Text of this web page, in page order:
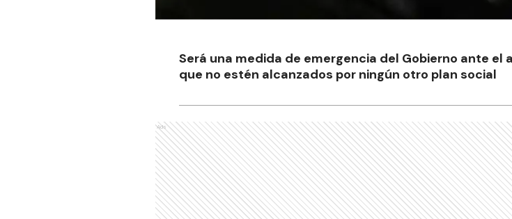
Será una medida de emergencia del Gobierno ante el
que no estén alcanzados por ningún otro plan social
Ads